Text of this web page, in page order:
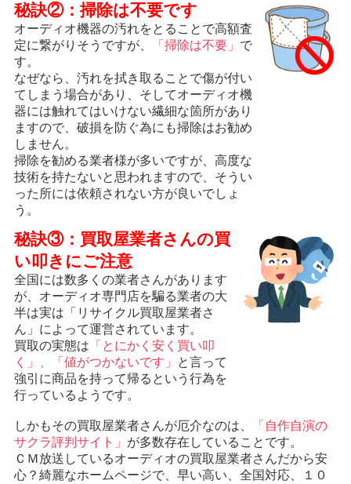
秘訣②：掃除は不要です
オーディオ機器の汚れをとることで高額査
定に繋がりそうですが、
「掃除は不要」 で
す。
なぜなら、汚れを拭き取ることで傷が付い
てしまう場合があり、そしてオーディオ機
器には触れてはいけない繊細な箇所があり
ますので、破損を防ぐ為にも掃除はお勧め
しません。
掃除を勧める業者様が多いですが、高度な
技術を持たないと思われますので、そうい
った所には依頼されない方が良いでしょ
う。
秘訣③：買取屋業者さんの買
い叩きにご注意
全国には数多くの業者さんがあります
が、オーディオ専門店を騙る業者の大
半は実は「リサイクル買取屋業者さ
ん」によって運営されています。
買取の実態は 「とにかく安く買い叩
く」、「値がつかないです」
と言って
強引に商品を持って帰るという行為を
行っているようです。
しかもその買取屋業者さんが厄介なのは、
「自作自演の
サクラ評判サイト」 が多数存在していることです。
ＣＭ放送しているオーディオの買取屋業者さんだから安
心？綺麗なホームページで、早い高い、全国対応、１０